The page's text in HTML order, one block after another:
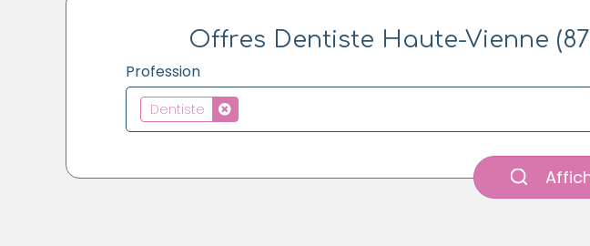
Offres Dentiste Haute-Vienne
Profession
Dentiste